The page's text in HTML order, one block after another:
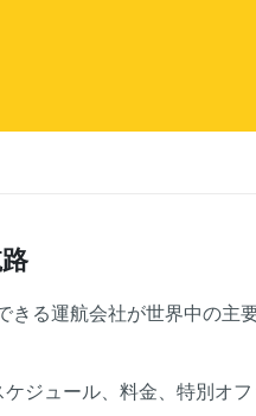
きる運航会社が世界中の主
ジュール、料金、特別オ